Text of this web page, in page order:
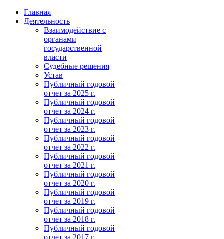
Главная
Деятельность
Взаимодействие с
органами
государственной
власти
Судебные решения
Устав
Публичный годовой
отчет за 2025 г.
Публичный годовой
отчет за 2024 г.
Публичный годовой
отчет за 2023 г.
Публичный годовой
отчет за 2022 г.
Публичный годовой
отчет за 2021 г.
Публичный годовой
отчет за 2020 г.
Публичный годовой
отчет за 2019 г.
Публичный годовой
отчет за 2018 г.
Публичный годовой
отчет за 2017 г.